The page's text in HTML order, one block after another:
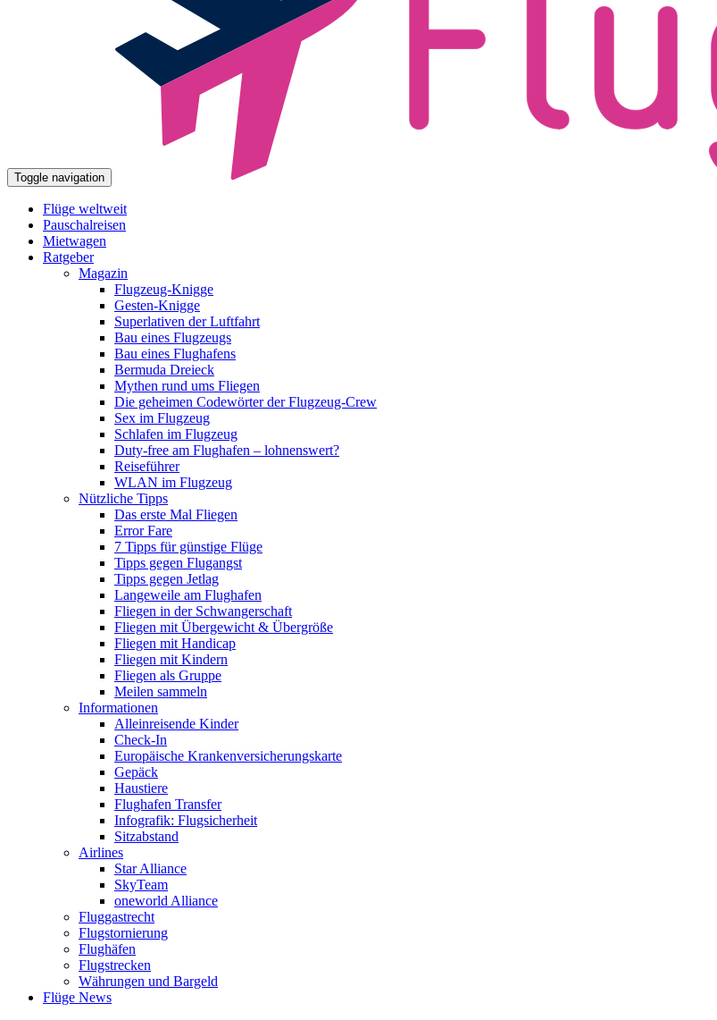
Toggle navigation
Flüge weltweit
Pauschalreisen
Mietwagen
Ratgeber
Magazin
Flugzeug-Knigge
Gesten-Knigge
Superlativen der Luftfahrt
Bau eines Flugzeugs
Bau eines Flughafens
Bermuda Dreieck
Mythen rund ums Fliegen
Die geheimen Codewörter der Flugzeug-Crew
Sex im Flugzeug
Schlafen im Flugzeug
Duty-free am Flughafen – lohnenswert?
Reiseführer
WLAN im Flugzeug
Nützliche Tipps
Das erste Mal Fliegen
Error Fare
7 Tipps für günstige Flüge
Tipps gegen Flugangst
Tipps gegen Jetlag
Langeweile am Flughafen
Fliegen in der Schwangerschaft
Fliegen mit Übergewicht & Übergröße
Fliegen mit Handicap
Fliegen mit Kindern
Fliegen als Gruppe
Meilen sammeln
Informationen
Alleinreisende Kinder
Check-In
Europäische Krankenversicherungskarte
Gepäck
Haustiere
Flughafen Transfer
Infografik: Flugsicherheit
Sitzabstand
Airlines
Star Alliance
SkyTeam
oneworld Alliance
Fluggastrecht
Flugstornierung
Flughäfen
Flugstrecken
Währungen und Bargeld
Flüge News